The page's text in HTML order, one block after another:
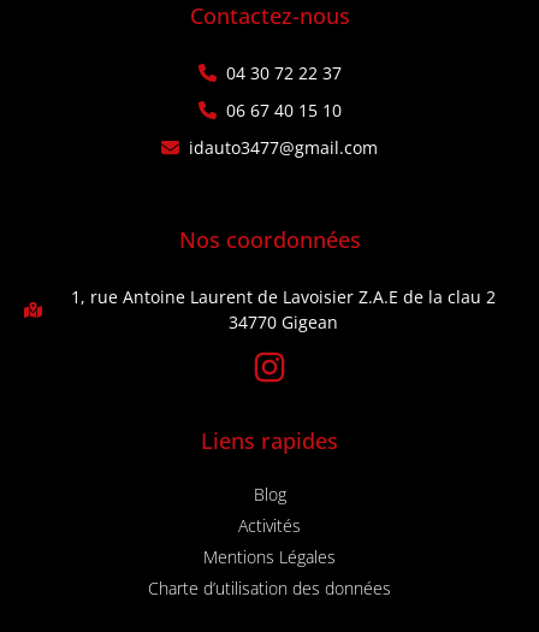
Contactez-nous
04 30 72 22 37
06 67 40 15 10
idauto3477@gmail.com
Nos coordonnées
1, rue Antoine Laurent de Lavoisier Z.A.E de la clau 2
34770 Gigean
Liens rapides
Blog
Activités
Mentions Légales
Charte d’utilisation des données